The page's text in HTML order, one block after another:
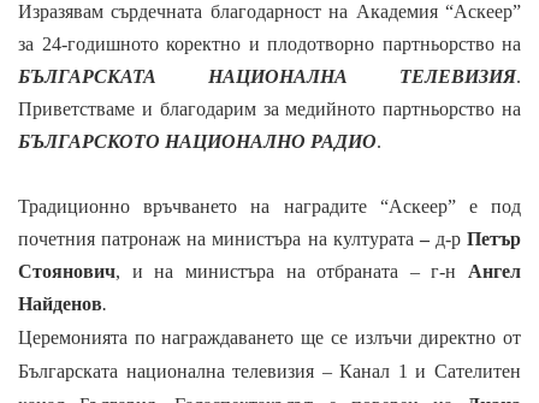
Изразявам сърдечната благодарност на Академия “Аскеер”
за 24-годишното коректно и плодотворно партньорство на
БЪЛГАРСКАТА НАЦИОНАЛНА ТЕЛЕВИЗИЯ.
Приветстваме и благодарим за медийното партньорство на
БЪЛГАРСКОТО НАЦИОНАЛНО РАДИО.
Традиционно връчването на наградите “Аскеер” е под
почетния патронаж на министъра на културата –д-р Петър
Стоянович, и на министъра на отбраната –г-н Ангел
Найденов.
Церемонията по награждаването ще се излъчи директно от
Българската национална телевизия – Канал 1 и Сателитен